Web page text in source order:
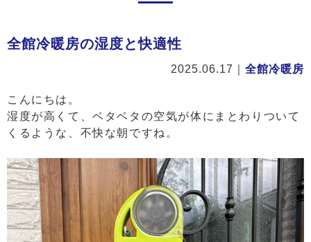
全館冷暖房の湿度と快適性
2025.06.17 全館冷暖房
こんにちは。
湿度が高くて、ベタベタの空気が体にまとわりついて
くるような、不快な朝ですね。